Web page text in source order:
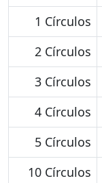
1 Círculos
2 Círculos
3 Círculos
4 Círculos
5 Círculos
10 Círculos